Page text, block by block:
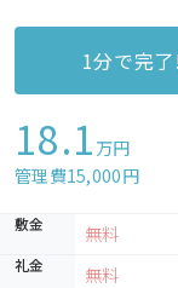
1分で完
18.1 万円
管理費15,000円
敷金 無料
礼金 無料